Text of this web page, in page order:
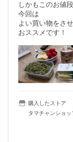
しかもこのお値段
今回は
よい買い物をさ
おススメです！
購入したストア
タマチャンショッ